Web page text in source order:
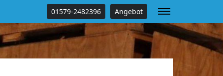
01579-2482396 Angebot